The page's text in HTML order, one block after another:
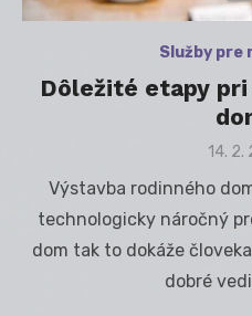
Služby pre
Dôležité etapy
14. 2.
Výstavba rodinného
technologicky náročný
dom tak to dokáže
dobré